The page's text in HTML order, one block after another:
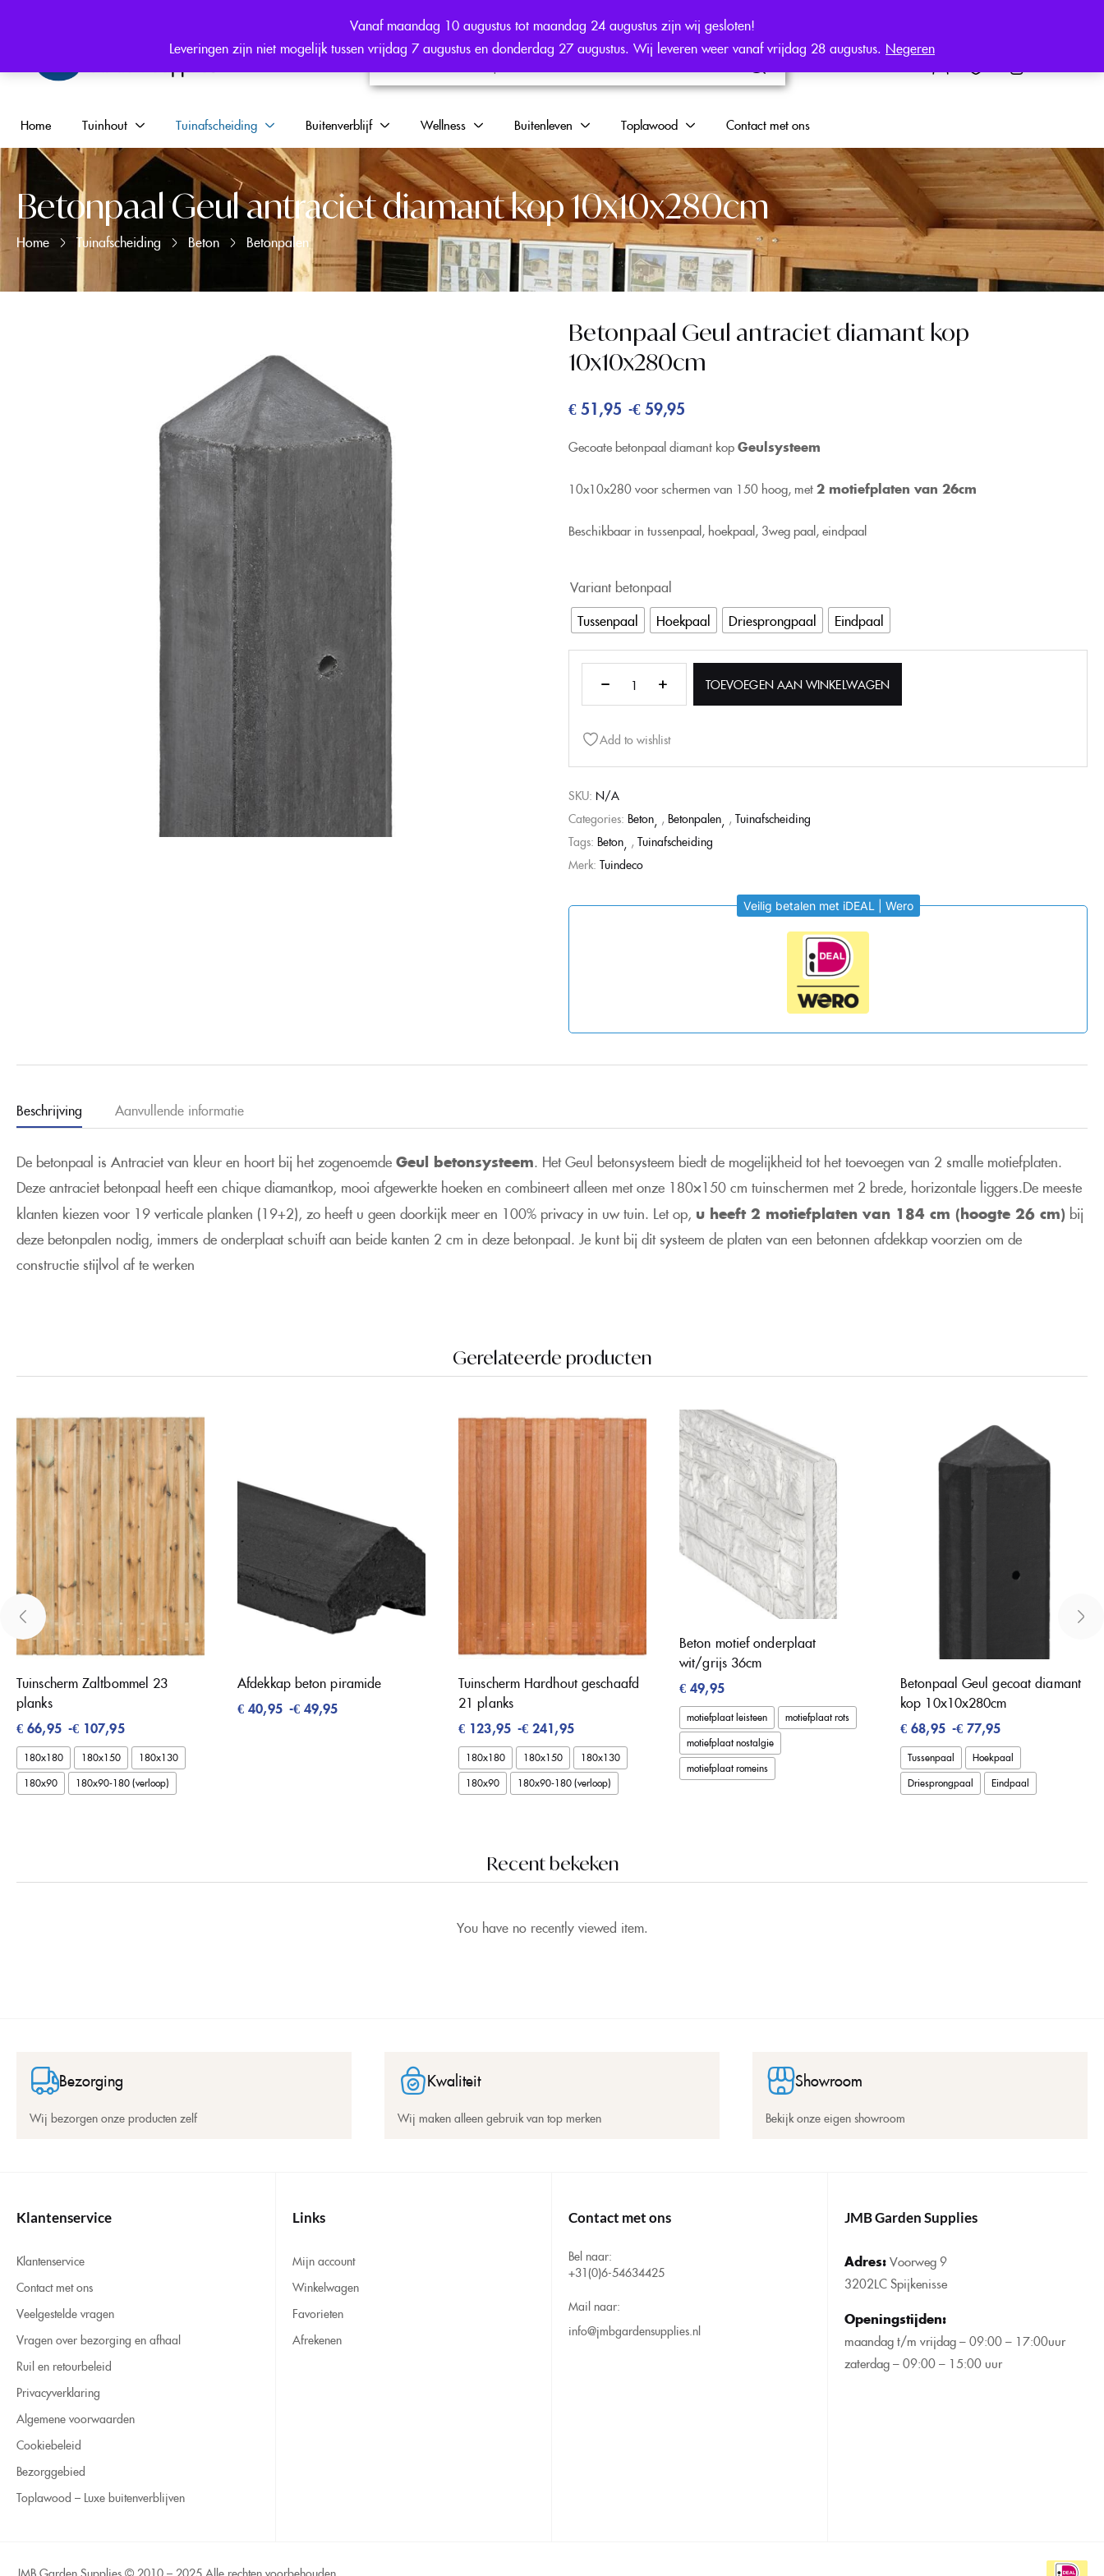
Vanaf maandag 10 augustus tot maandag 24 augustus zijn wij gesloten!
Leveringen zijn niet mogelijk tussen vrijdag 7 augustus en donderdag 27 augustus. Wij leveren weer vanaf vrijdag 28 augustus. Negeren
Home Tuinhout Tuinafscheiding Buitenverblijf Wellness Buitenleven Toplawood Contact met ons
Betonpaal Geul antraciet diamant kop 10x10x280cm
Home Tuinafscheiding Beton Betonpalen
Betonpaal Geul antraciet diamant kop
10x10x280cm
€51,95 -€59,95
Gecoate betonpaal diamant kopGeulsysteem
10x10x280 voor schermen van 150 hoog, met2 motiefplaten van 26cm
Beschikbaar in tussenpaal, hoekpaal, 3weg paal, eindpaal
Variant betonpaal
Tussenpaal
Hoekpaal Driesprongpaal Eindpaal
TOEVOEGEN AAN WINKELWAGEN
Add to wishlist
SKU: N/A
Categories: Beton , Betonpalen , Tuinafscheiding
Tags: Beton , Tuinafscheiding
Merk: Tuindeco
Veilig betalen met iDEAL | Wero
Beschrijving Aanvullende informatie
De betonpaal is Antraciet van kleur en hoort bij het zogenoemde Geul betonsysteem. Het Geul betonsysteem biedt de mogelijkheid tot het toevoegen van 2 smalle motiefplaten.
Deze antraciet betonpaal heeft een chique diamantkop, mooi afgewerkte hoeken en combineert alleen met onze 180×150 cm tuinschermen met 2 brede, horizontale liggers.De meeste
klanten kiezen voor 19 verticale planken (19+2), zo heeft u geen doorkijk meer en 100% privacy in uw tuin. Let op, u heeft 2 motiefplaten van 184 cm (hoogte 26 cm) bij
deze betonpalen nodig, immers de onderplaat schuift aan beide kanten 2 cm in deze betonpaal. Je kunt bij dit systeem de platen van een betonnen afdekkap voorzien om de
constructie stijlvol af te werken
Gerelateerde producten
Tuinscherm Zaltbommel 23
planks
€ 66,95 -€107,95
180x180 180x150
180x130
180x90
180x90-180 (verloop)
Afdekkap beton piramide
€ 40,95 -€49,95
Tuinscherm Hardhout geschaafd
21 planks
€ 123,95 -€ 241,95
180x180 180x150
180x130
180x90
180x90-180 (verloop)
Beton motief onderplaat
wit/grijs 36cm
€ 49,95
motiefplaat leisteen
motiefplaat rots
motiefplaat nostalgie
motiefplaat romeins
Betonpaal Geul gecoat diamant
kop 10x10x280cm
€ 68,95 -€77,95
Tussenpaal
Hoekpaal
Driesprongpaal
Eindpaal
Recent bekeken
You have no recently viewed item.
Bezorging
Wij bezorgen onze producten zelf
Kwaliteit
Wij maken alleen gebruik van top merken
Showroom
Bekijk onze eigen showroom
Klantenservice
Klantenservice
Contact met ons
Veelgestelde vragen
Vragen over bezorging en afhaal
Ruil en retourbeleid
Privacyverklaring
Algemene voorwaarden
Cookiebeleid
Bezorggebied
Toplawood – Luxe buitenverblijven
Links
Mijn account
Winkelwagen
Favorieten
Afrekenen
Contact met ons
Bel naar:
+31(0)6-54634425
Mail naar:
info@jmbgardensupplies.nl
JMB Garden Supplies
Adres:Voorweg 9
3202LC Spijkenisse
Openingstijden:
maandag t/m vrijdag – 09:00 – 17:00uur
zaterdag – 09:00 – 15:00 uur